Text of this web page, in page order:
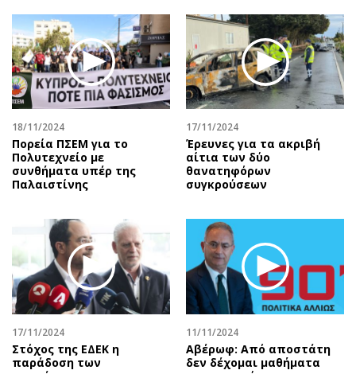
18/11/2024
Πορεία ΠΣΕΜ για το
Πολυτεχνείο με
συνθήματα υπέρ της
Παλαιστίνης
17/11/2024
Έρευνες για τα ακριβή
αίτια των δύο
θανατηφόρων
συγκρούσεων
17/11/2024
Στόχος της ΕΔΕΚ η
παράδοση των
11/11/2024
Αβέρωφ: Από αποστάτη
δεν δέχομαι μαθήματα